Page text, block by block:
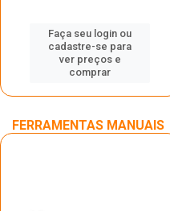
Faça seu login ou
cadastre-se para
ver preços e
comprar
FERRAMENTAS MANUAIS